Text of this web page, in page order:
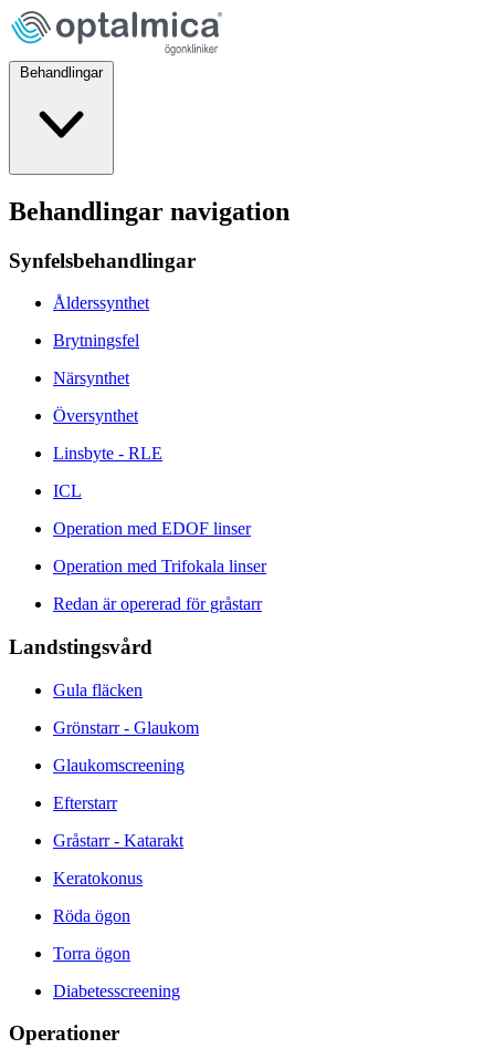
Behandlingar
Behandlingar navigation
Synfelsbehandlingar
Ålderssynthet
Brytningsfel
Närsynthet
Översynthet
Linsbyte - RLE
ICL
Operation med EDOF linser
Operation med Trifokala linser
Redan är opererad för gråstarr
Landstingsvård
Gula fläcken
Grönstarr - Glaukom
Glaukomscreening
Efterstarr
Gråstarr - Katarakt
Keratokonus
Röda ögon
Torra ögon
Diabetesscreening
Operationer